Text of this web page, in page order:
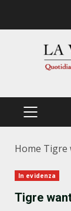
PRIMÄRES
Home Tigre
In evidenza
Tigre